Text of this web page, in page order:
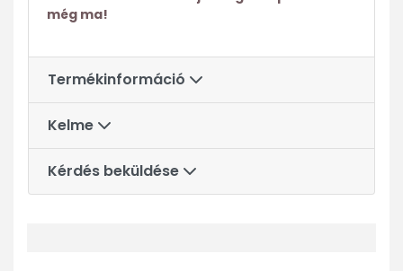
még ma!
Termékinformáció
Kelme
Kérdés beküldése